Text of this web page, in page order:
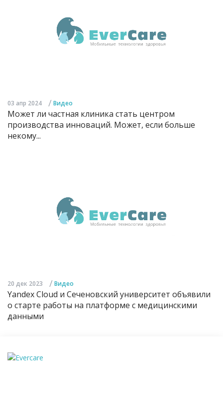
03 апр 2024 / Видео
Может ли частная клиника стать центром
производства инноваций. Может, если больше
некому...
20 дек 2023 / Видео
Yandex Cloud и Сеченовский университет объявили
о старте работы на платформе с медицинскими
данными